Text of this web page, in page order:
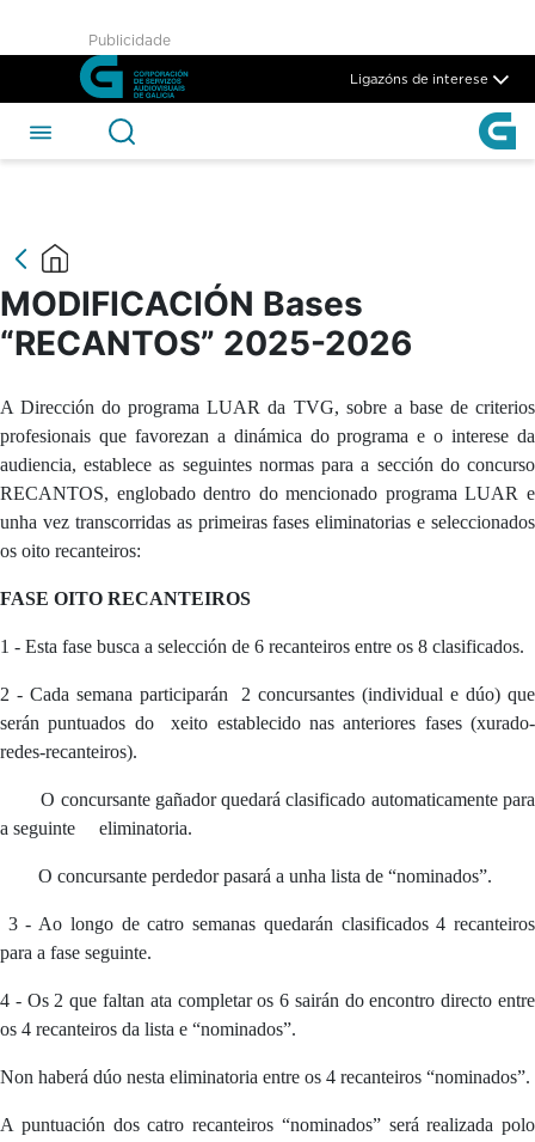
Skip to Main Content
MODIFICACIÓN Bases
Publicidade
Ligazóns de interese
MODIFICACIÓN Bases
“RECANTOS” 2025-2026
A Dirección do programa LUAR da TVG, sobre a base de criterios
profesionais que favorezan a dinámica do programa e o interese da
audiencia, establece as seguintes normas para a sección do concurso
RECANTOS, englobado dentro do mencionado programa LUAR e
unha vez transcorridas as primeiras fases eliminatorias e seleccionados
os oito recanteiros:
FASE OITO RECANTEIROS
1 - Esta fase busca a selección de 6 recanteiros entre os 8 clasificados.
2 - Cada semana participarán 2 concursantes (individual e dúo) que
serán puntuados do xeito establecido nas anteriores fases (xurado-
redes-recanteiros).
O concursante gañador quedará clasificado automaticamente para
a seguinte eliminatoria.
O concursante perdedor pasará a unha lista de “nominados”.
3 - Ao longo de catro semanas quedarán clasificados 4 recanteiros
para a fase seguinte.
4 - Os 2 que faltan ata completar os 6 sairán do encontro directo entre
os 4 recanteiros da lista e “nominados”.
Non haberá dúo nesta eliminatoria entre os 4 recanteiros “nominados”.
A puntuación dos catro recanteiros “nominados” será realizada polo